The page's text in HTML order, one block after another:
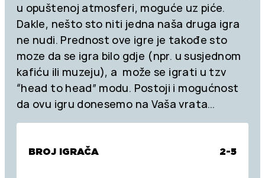
u opuštenoj atmosferi, moguće uz piće.
Dakle, nešto sto niti jedna naša druga igra
ne nudi. Prednost ove igre je takođe sto
moze da se igra bilo gdje (npr. u susjednom
kafiću ili muzeju), a može se igrati u tzv
“head to head” modu. Postoji i mogućnost
da ovu igru donesemo na Vaša vrata…
BROJ IGRAČA 2-5